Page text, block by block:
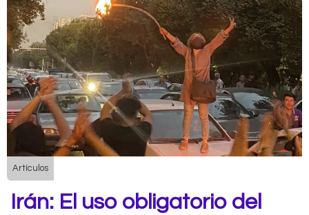
Artículos
Irán: El uso obligatorio del